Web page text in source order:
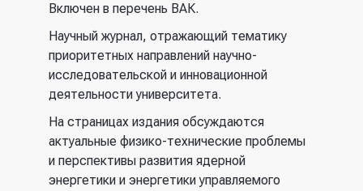
Включен в перечень ВАК.
Научный журнал, отражающий тематику
приоритетных направлений научно-
исследовательской и инновационной
деятельности университета.
На страницах издания обсуждаются
актуальные физико-технические проблемы
и перспективы развития ядерной
энергетики и энергетики управляемого